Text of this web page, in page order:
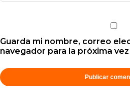
Guarda mi nombre, correo
navegador para la próxima